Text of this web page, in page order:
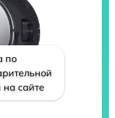
по
на сайте